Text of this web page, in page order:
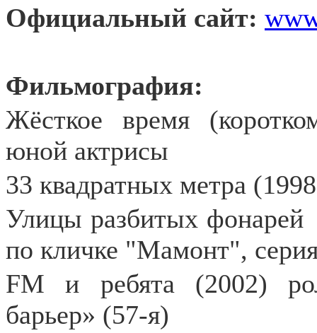
Официальный сайт:
Фильмография:
Жёсткое время
юной актрисы
33 квадратных метра
Улицы разбитых фонарей
по кличке "Мамонт",
FM и ребята (2002)
барьер» (57-я)